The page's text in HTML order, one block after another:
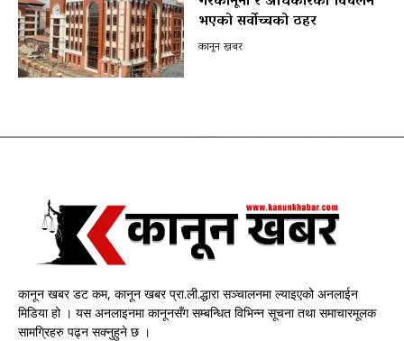
भएको सर्वोच्चको ठहर
कानून खबर
कानून खबर डट कम, कानून खबर प्रा.ली.द्धारा सञ्चालनमा ल्याइएको अनलाईन
मिडिया हो । यस अनलाइनमा कानूनसँग सम्बन्धित विभिन्न सूचना तथा समाचारमूलक
सामग्रिहरु पढ्न सक्नुहुने छ ।